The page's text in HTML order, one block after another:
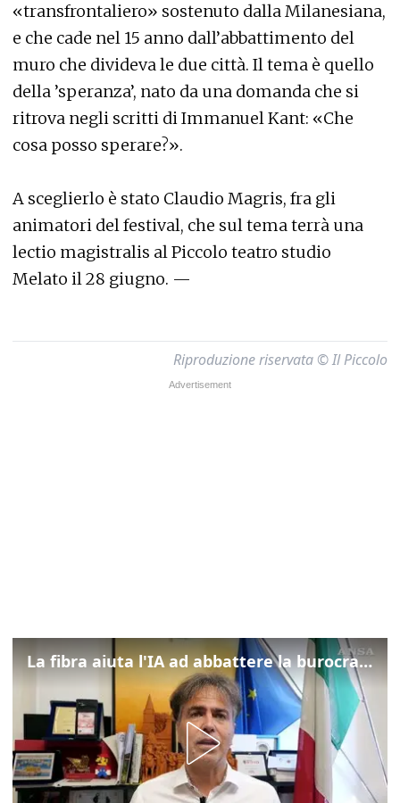
«transfrontaliero» sostenuto dalla Milanesiana,
e che cade nel 15 anno dall’abbattimento del
muro che divideva le due città. Il tema è quello
della ’speranza’, nato da una domanda che si
ritrova negli scritti di Immanuel Kant: «Che
cosa posso sperare?».
A sceglierlo è stato Claudio Magris, fra gli
animatori del festival, che sul tema terrà una
lectio magistralis al Piccolo teatro studio
Melato il 28 giugno. —
Riproduzione riservata © Il Piccolo
La fibra aiuta l'IA ad abbattere la burocrazia, progetto pilota in Veneto